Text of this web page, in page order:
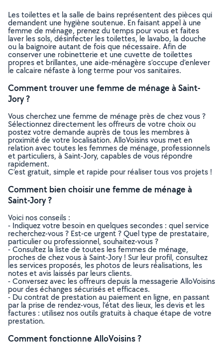
Les toilettes et la salle de bains représentent des pièces qui
demandent une hygiène soutenue. En faisant appel à une
femme de ménage, prenez du temps pour vous et faites
laver les sols, désinfecter les toilettes, le lavabo, la douche
ou la baignoire autant de fois que nécessaire. Afin de
conserver une robinetterie et une cuvette de toilettes
propres et brillantes, une aide-ménagère s’occupe d’enlever
le calcaire néfaste à long terme pour vos sanitaires.
Comment trouver une femme de ménage à Saint-
Jory ?
Vous cherchez une femme de ménage près de chez vous ?
Sélectionnez directement les offreurs de votre choix ou
postez votre demande auprès de tous les membres à
proximité de votre localisation. AlloVoisins vous met en
relation avec toutes les femmes de ménage, professionnels
et particuliers, à Saint-Jory, capables de vous répondre
rapidement.
C’est gratuit, simple et rapide pour réaliser tous vos projets !
Comment bien choisir une femme de ménage à
Saint-Jory ?
Voici nos conseils :
- Indiquez votre besoin en quelques secondes : quel service
recherchez-vous ? Est-ce urgent ? Quel type de prestataire,
particulier ou professionnel, souhaitez-vous ?
- Consultez la liste de toutes les femmes de ménage,
proches de chez vous à Saint-Jory ! Sur leur profil, consultez
les services proposés, les photos de leurs réalisations, les
notes et avis laissés par leurs clients.
- Conversez avec les offreurs depuis la messagerie AlloVoisins
pour des échanges sécurisés et efficaces.
- Du contrat de prestation au paiement en ligne, en passant
par la prise de rendez-vous, l’état des lieux, les devis et les
factures : utilisez nos outils gratuits à chaque étape de votre
prestation.
Comment fonctionne AlloVoisins ?